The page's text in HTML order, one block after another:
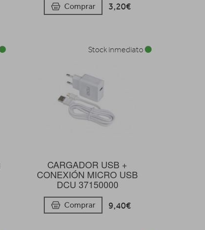
Comprar 3,20€
CARGADOR USB +
CONEXIÓN MICRO USB
DCU 37150000
Comprar 9,40€
Stock inmediato